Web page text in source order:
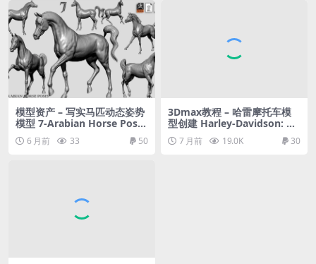
模型资产 – 写实马匹动态姿势
模型 7-Arabian Horse Poses
– 3D Models- ZTL+OBJ+STL
6 月前 33 50
3Dmax教程 – 哈雷摩托车模
型创建 Harley-Davidson: M
odeling
7 月前 19.0K 30